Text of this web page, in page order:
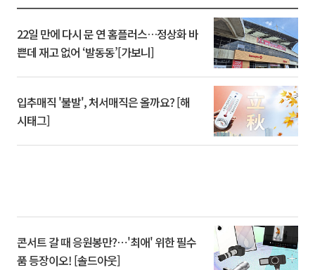
22일 만에 다시 문 연 홈플러스…정상화 바
쁜데 재고 없어 ‘발동동’[가보니]
입추매직 '불발', 처서매직은 올까요? [해
시태그]
콘서트 갈 때 응원봉만?⋯'최애' 위한 필수
품 등장이오! [솔드아웃]